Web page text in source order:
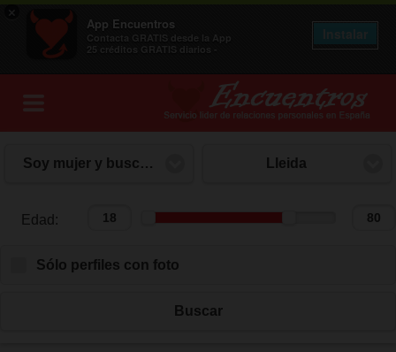
×
App Encuentros
Contacta GRATIS desde la App
25 créditos GRATIS diarios -
Soy mujer y busco hombre Lleida
Edad: Edad:
Sólo perfiles con foto
Buscar